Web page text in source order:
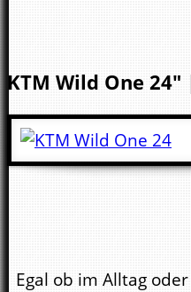
KTM Wild One 24"
Egal ob im Alltag